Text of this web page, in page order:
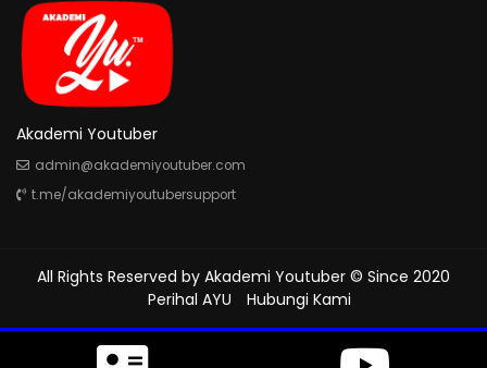
Akademi Youtuber
admin@akademiyoutuber.com
t.me/akademiyoutubersupport
All Rights Reserved by Akademi Youtuber © Since 2020
Perihal AYU
Hubungi Kami